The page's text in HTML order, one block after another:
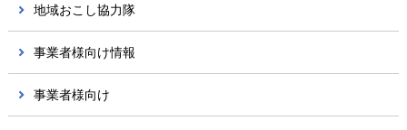
地域おこし協力隊
事業者様向け情報
事業者様向け